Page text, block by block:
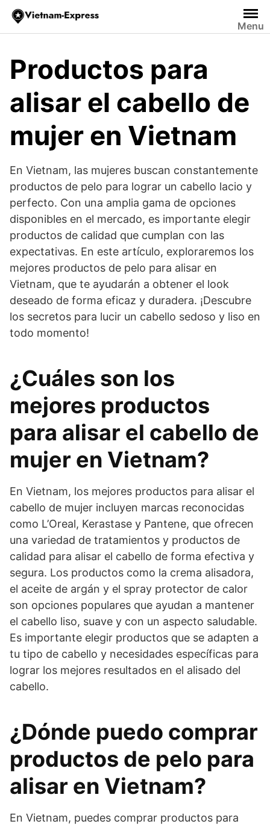
Saltar
contenido
Menu
Productos para
alisar el cabello de
mujer en Vietnam
En Vietnam, las mujeres buscan constantemente
productos de pelo para lograr un cabello lacio y
perfecto. Con una amplia gama de opciones
disponibles en el mercado, es importante elegir
productos de calidad que cumplan con las
expectativas. En este artículo, exploraremos los
mejores productos de pelo para alisar en
Vietnam, que te ayudarán a obtener el look
deseado de forma eficaz y duradera. ¡Descubre
los secretos para lucir un cabello sedoso y liso en
todo momento!
¿Cuáles son los
mejores productos
para alisar el cabello de
mujer en Vietnam?
En Vietnam, los mejores productos para alisar el
cabello de mujer incluyen marcas reconocidas
como L’Oreal, Kerastase y Pantene, que ofrecen
una variedad de tratamientos y productos de
calidad para alisar el cabello de forma efectiva y
segura. Los productos como la crema alisadora,
el aceite de argán y el spray protector de calor
son opciones populares que ayudan a mantener
el cabello liso, suave y con un aspecto saludable.
Es importante elegir productos que se adapten a
tu tipo de cabello y necesidades específicas para
lograr los mejores resultados en el alisado del
cabello.
¿Dónde puedo comprar
productos de pelo para
alisar en Vietnam?
En Vietnam, puedes comprar productos para